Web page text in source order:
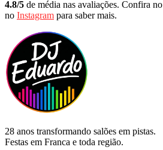
4.8/5 de média nas avaliações. Confira no
no Instagram para saber mais.
28 anos transformando salões em pistas.
Festas em Franca e toda região.